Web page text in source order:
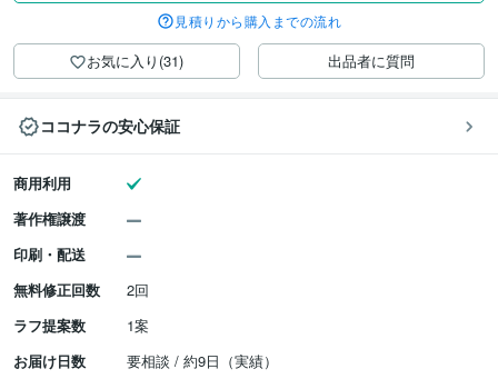
見積りから購入までの流れ
お気に入り(31) 出品者に質問
ココナラの安心保証
商用利用
著作権譲渡
印刷・配送
無料修正回数
2回
ラフ提案数
1案
お届け日数
要相談 / 約9日（実績）